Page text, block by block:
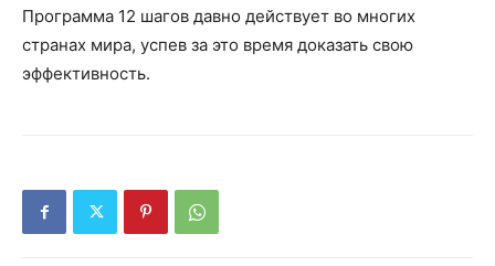
Программа 12 шагов давно действует во многих
странах мира, успев за это время доказать свою
эффективность.